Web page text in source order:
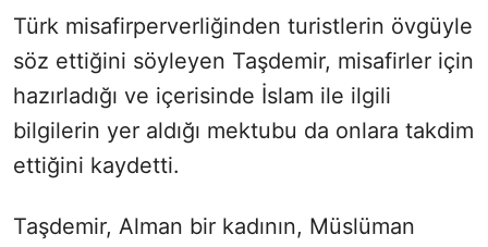
Türk misafirperverliğinden turistlerin övgüyle
söz ettiğini söyleyen Taşdemir, misafirler için
hazırladığı ve içerisinde İslam ile ilgili
bilgilerin yer aldığı mektubu da onlara takdim
ettiğini kaydetti.
Taşdemir, Alman bir kadının, Müslüman